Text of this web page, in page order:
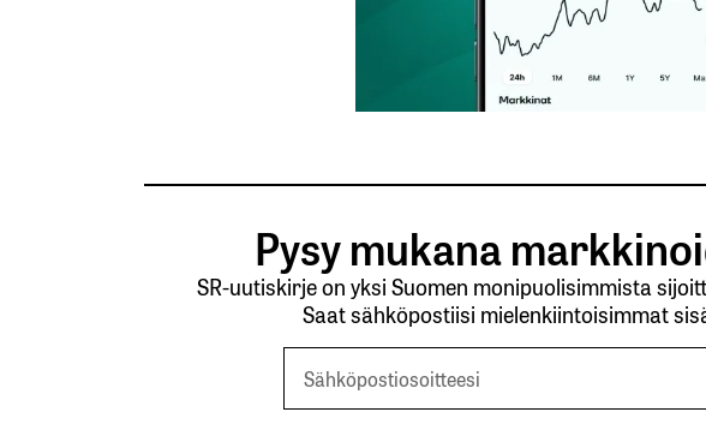
Pysy mukana
SR-uutiskirje on yksi Suomen monipuolisimmista
Saat sähköpostiisi mielenkiintoisimmat